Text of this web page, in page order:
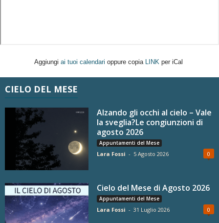
Aggiungi ai tuoi calendari oppure copia LINK per iCal
CIELO DEL MESE
Alzando gli occhi al cielo – Vale
la sveglia?Le congiunzioni di
agosto 2026
Appuntamenti del Mese
Lara Fossi - 5 Agosto 2026 0
Cielo del Mese di Agosto 2026
Appuntamenti del Mese
Lara Fossi - 31 Luglio 2026 0